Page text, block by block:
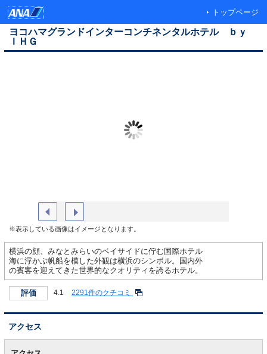
トップページ
ヨコハマグランドインターコンチネンタルホテル ｂｙ
ＩＨＧ
※表示している画像はイメージとなります。
横浜の顔、みなとみらいのベイサイドに佇む国際ホテル
海に浮かぶ帆船を模した外観は横浜のシンボル。国内外
の賓客を迎えてきた世界的なクオリティを誇るホテル。
評価 4.1 2291件のクチコミ
アクセス